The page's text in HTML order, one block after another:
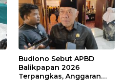
Budiono Sebut APBD
Balikpapan 2026
Terpangkas, Anggaran